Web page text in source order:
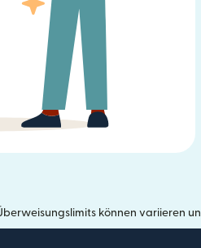
können variieren